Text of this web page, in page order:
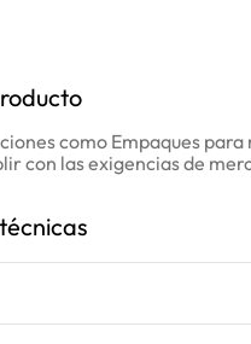
como Empaques
con las exigencias de